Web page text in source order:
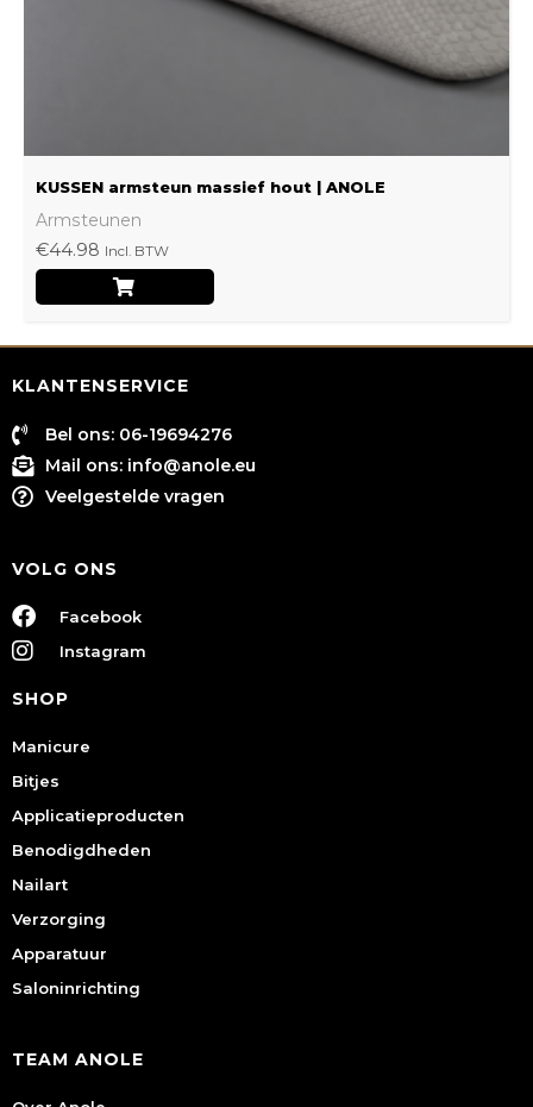
KUSSEN armsteun massief hout | ANOLE
Armsteunen
€44.98 Incl. BTW
worden
KLANTENSERVICE
Bel ons: 06-19694276
Mail ons: info@anole.eu
Veelgestelde vragen
VOLG ONS
Facebook
Instagram
SHOP
Manicure
Bitjes
Applicatieproducten
Benodigdheden
Nailart
Verzorging
Apparatuur
Saloninrichting
TEAM ANOLE